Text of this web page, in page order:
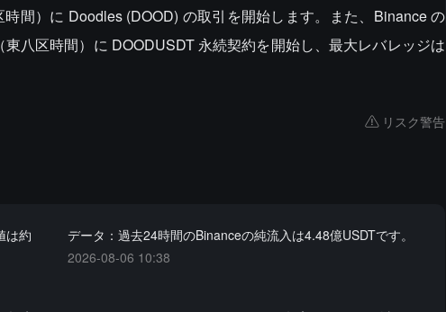
間）に Doodles (DOOD) の取引を開始します。また、Binance の
八区時間）に DOODUSDT 永続契約を開始し、最大レバレッジは
リスク警告
は約
データ：過去24時間のBinanceの純流入は4.48億USDTです。
2026-08-06 10:38